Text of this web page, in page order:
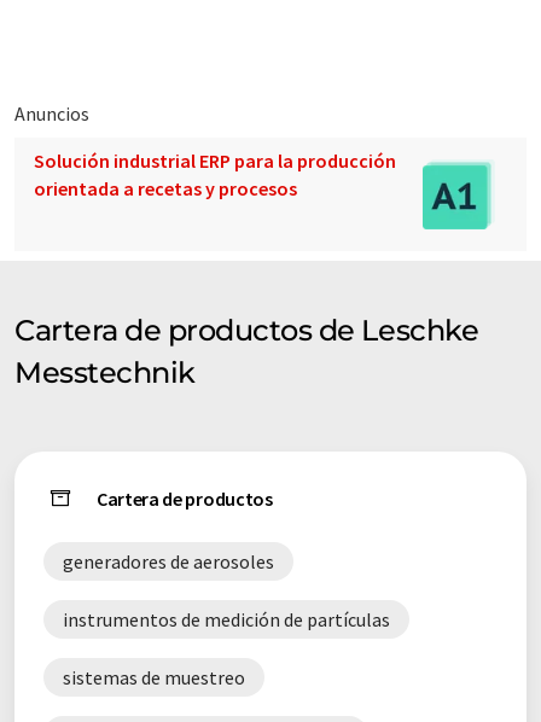
Anuncios
Solución industrial ERP para la producción
orientada a recetas y procesos
Cartera de productos de Leschke
Messtechnik
Cartera de productos
generadores de aerosoles
instrumentos de medición de partículas
sistemas de muestreo